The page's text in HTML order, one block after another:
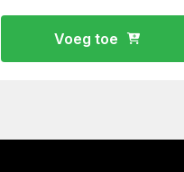
Voeg toe